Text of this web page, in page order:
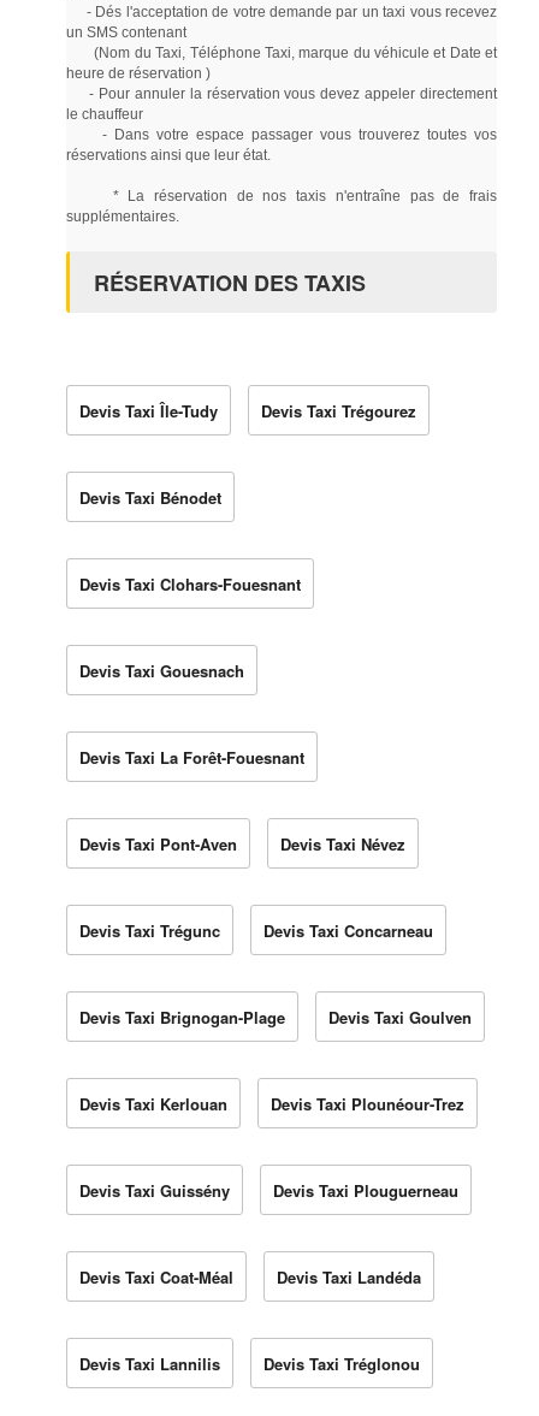
- Dés l'acceptation de votre demande par un taxi vous recevez
un SMS contenant
(Nom du Taxi, Téléphone Taxi, marque du véhicule et Date et
heure de réservation )
- Pour annuler la réservation vous devez appeler directement
le chauffeur
- Dans votre espace passager vous trouverez toutes vos
réservations ainsi que leur état.
* La réservation de nos taxis n'entraîne pas de frais
supplémentaires.
RÉSERVATION DES TAXIS
Devis Taxi Île-Tudy Devis Taxi Trégourez
Devis Taxi Bénodet
Devis Taxi Clohars-Fouesnant
Devis Taxi Gouesnach
Devis Taxi La Forêt-Fouesnant
Devis Taxi Pont-Aven Devis Taxi Névez
Devis Taxi Trégunc Devis Taxi Concarneau
Devis Taxi Brignogan-Plage Devis Taxi Goulven
Devis Taxi Kerlouan Devis Taxi Plounéour-Trez
Devis Taxi Guissény Devis Taxi Plouguerneau
Devis Taxi Coat-Méal Devis Taxi Landéda
Devis Taxi Lannilis Devis Taxi Tréglonou